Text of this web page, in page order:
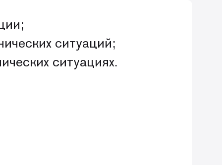
ситуаций;
ситуациях.